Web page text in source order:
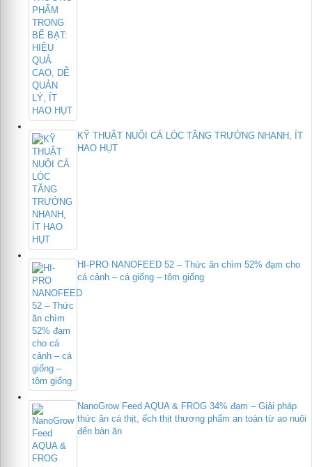
KỸ THUẬT NUÔI CÁ LÓC TĂNG TRƯỞNG NHANH, ÍT
HAO HỤT
HI-PRO NANOFEED 52 – Thức ăn chìm 52% đạm cho
cá cảnh – cá giống – tôm giống
NanoGrow Feed AQUA & FROG 34% đạm – Giải pháp
thức ăn cá thịt, ếch thịt thương phẩm an toàn từ ao nuôi
đến bàn ăn